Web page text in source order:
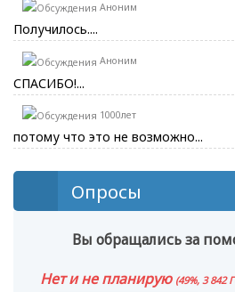
Аноним
Получилось....
Аноним
СПАСИБО!...
1000лет
потому что это не возможно...
Опросы
Вы обращались за
Нет и не планирую (49%, 3 842